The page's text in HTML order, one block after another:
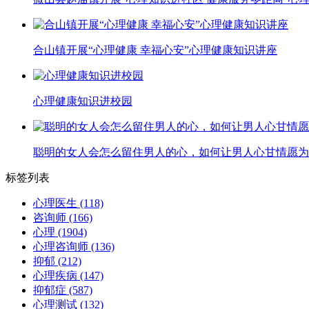
合山镇开展“心理健康 幸福心安”心理健康知识讲座
心理健康知识进校园
聪明的女人会怎么留住男人的心，如何让男人心甘情愿
标签列表
心理医生 (118)
咨询师 (166)
心理 (1904)
心理咨询师 (136)
抑郁 (212)
心理疾病 (147)
抑郁症 (587)
心理测试 (132)